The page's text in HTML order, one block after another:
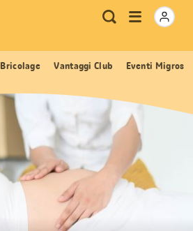
Metanavigazione
Ricerca
Apri
menu
Bricolage Vantaggi Club Eventi Migros